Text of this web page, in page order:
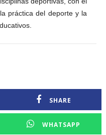
práctica del deporte y la
SHARE
WHATSAPP